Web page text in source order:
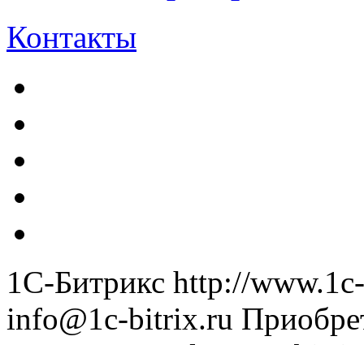
Контакты
1С-Битрикс http://
info@1c-bitrix.ru